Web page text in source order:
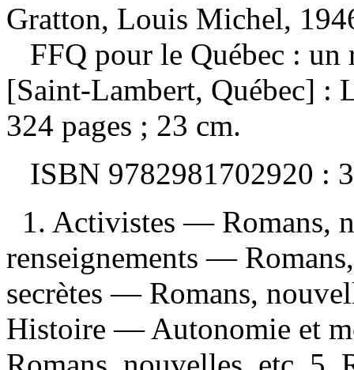
Gratton, Louis Michel,
FFQ pour le Québec :
[Saint-Lambert, Québec]
324 pages ; 23 cm.
ISBN 9782981702920 :
1. Activistes — Romans,
renseignements —
secrètes — Romans,
Histoire — Autonomie et